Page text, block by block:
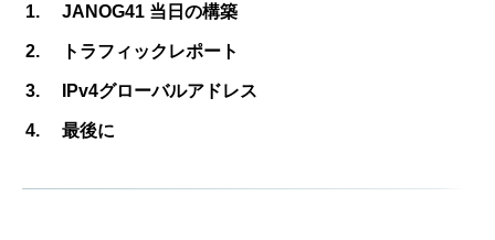
JANOG41 当日の構築
トラフィックレポート
IPv4グローバルアドレス
最後に